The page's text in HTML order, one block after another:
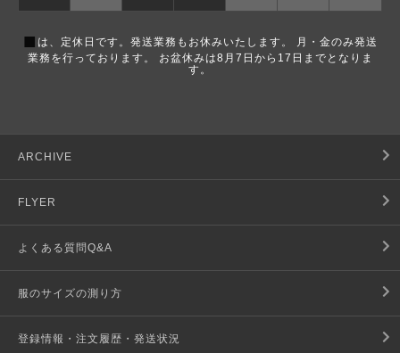
■ は、定休日です。発送業務もお休みいたします。 月・金のみ発送
業務を行っております。 お盆休みは8月7日から17日までとなりま
す。
ARCHIVE
FLYER
よくある質問Q&A
服のサイズの測り方
登録情報・注文履歴・発送状況